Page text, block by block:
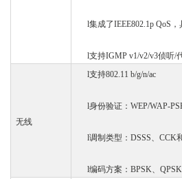
l集成了IEEE802.1p QoS
l支持IGMP v1/v2/v3侦听/
无线
l支持802.11 b/g/n/ac
l身份验证： WEP/WAP-
l调制类型 ： DSSS、CCK
l编码方案： BPSK、